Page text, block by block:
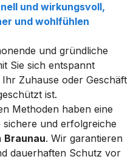
und wirkungsvoll,
und wohlfühlen
und gründliche
Sie sich entspannt
Zuhause oder Geschäft
ist.
Methoden haben eine
und erfolgreiche
Braunau. Wir garantieren
dauerhaften Schutz vor